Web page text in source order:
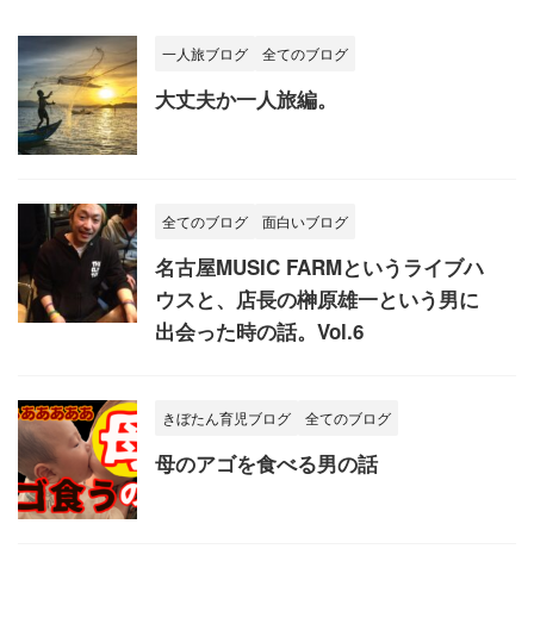
一人旅ブログ 全てのブログ
大丈夫か一人旅編。
全てのブログ 面白いブログ
名古屋MUSIC FARMというライブハ
ウスと、店長の榊原雄一という男に
出会った時の話。Vol.6
きぼたん育児ブログ 全てのブログ
母のアゴを食べる男の話